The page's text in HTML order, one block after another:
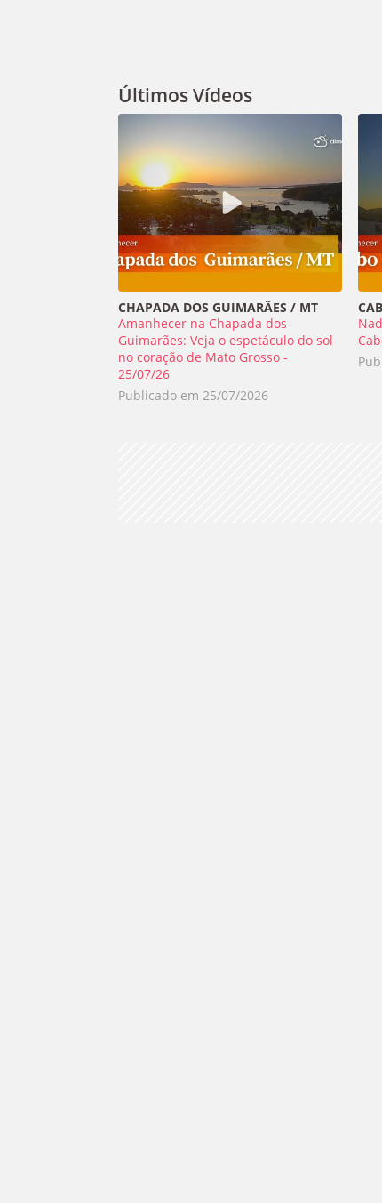
Últimos Vídeos
CHAPADA DOS GUIMARÃES / MT
Amanhecer na Chapada dos
Guimarães: Veja o espetáculo do sol
no coração de Mato Grosso -
25/07/26
Publicado em 25/07/2026